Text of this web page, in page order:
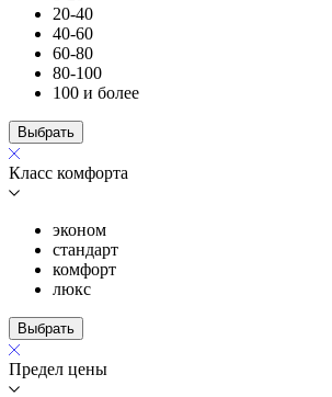
20-40
40-60
60-80
80-100
100 и более
Выбрать
Класс комфорта
эконом
стандарт
комфорт
люкс
Выбрать
Предел цены